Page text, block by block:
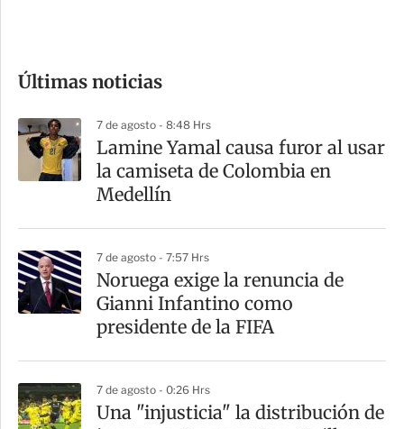
m
a
r
t
Últimas noticias
7 de agosto - 8:48 Hrs
Lamine Yamal causa furor al usar
la camiseta de Colombia en
Medellín
7 de agosto - 7:57 Hrs
Noruega exige la renuncia de
Gianni Infantino como
presidente de la FIFA
7 de agosto - 0:26 Hrs
Una "injusticia" la distribución de